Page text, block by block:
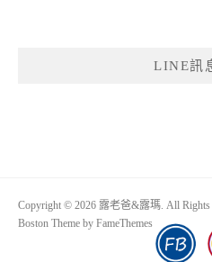
LINE訊
Copyright © 2026 露老爸&露瑪. All Rights
Boston Theme by FameThemes